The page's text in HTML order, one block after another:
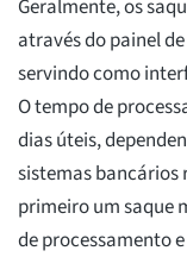
Geralmente, os
através do painel
servindo como
O tempo de
dias úteis,
sistemas bancários
primeiro um saque
de processamento